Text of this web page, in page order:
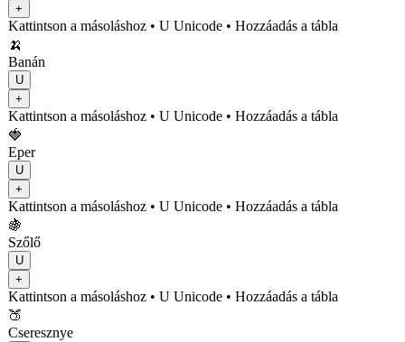
+
Kattintson a másoláshoz • U Unicode • Hozzáadás a tábla
🍌
Banán
U
+
Kattintson a másoláshoz • U Unicode • Hozzáadás a tábla
🍓
Eper
U
+
Kattintson a másoláshoz • U Unicode • Hozzáadás a tábla
🍇
Szőlő
U
+
Kattintson a másoláshoz • U Unicode • Hozzáadás a tábla
🍑
Cseresznye